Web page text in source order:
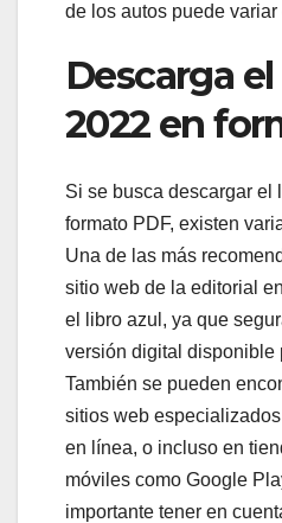
de los autos puede variar
Descarga
2022 en
Si se busca descargar el
formato PDF, existen
Una de las más
sitio web de la editorial
el libro azul, ya que
versión digital disponible
También se pueden
sitios web
en línea, o incluso en
móviles como Google
importante tener en